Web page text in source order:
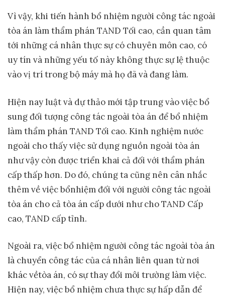
Vì vậy, khi tiến hành bổ nhiệm người công tác ngoài
tòa án làm thẩm phán TAND Tối cao, cần quan tâm
tới những cá nhân thực sự có chuyên môn cao, có
uy tín và những yếu tố này không thực sự lệ thuộc
vào vị trí trong bộ máy mà họ đã và đang làm.
Hiện nay luật và dự thảo mới tập trung vào việc bổ
sung đối tượng công tác ngoài tòa án để bổ nhiệm
làm thẩm phán TAND Tối cao. Kinh nghiệm nước
ngoài cho thấy việc sử dụng nguồn ngoài tòa án
như vậy còn được triển khai cả đối với thẩm phán
cấp thấp hơn. Do đó, chúng ta cũng nên cân nhắc
thêm về việc bổnhiệm đối với người công tác ngoài
tòa án cho cả tòa án cấp dưới như cho TAND Cấp
cao, TAND cấp tỉnh.
Ngoài ra, việc bổ nhiệm người công tác ngoài tòa án
là chuyển công tác của cá nhân liên quan từ nơi
khác vềtòa án, có sự thay đổi môi trường làm việc.
Hiện nay, việc bổ nhiệm chưa thực sự hấp dẫn để